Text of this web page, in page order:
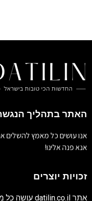
האתר בתהליך
אנו עושים כל מאמץ להשלים
אנא פנה אלינו!
זכויות יוצרים
אתר datilin.co.il עושה כל